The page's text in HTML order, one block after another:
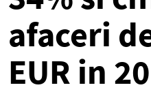
afaceri
EUR in